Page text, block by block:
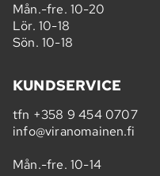
Mån.-fre. 10-20
Lör. 10-18
Sön. 10-18
KUNDSERVICE
tfn +358 9 454 0707
info@viranomainen.fi
Mån.-fre. 10-14